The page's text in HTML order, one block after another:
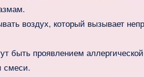
воздух, который вызывает
быть проявлением
смеси.